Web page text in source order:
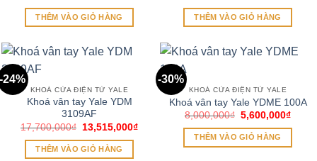
THÊM VÀO GIỎ HÀNG
là:
24,000,000₫.
THÊM VÀO GIỎ HÀNG
-24%
KHOÁ CỬA ĐIỆN TỬ YALE
Khoá vân tay Yale YDM
3109AF
17,700,000₫
Giá
là:
17,700,000₫.
13,515,000₫Giá
THÊM VÀO GIỎ HÀNG
-30%
KHOÁ CỬA ĐIỆN TỬ YALE
Khoá vân tay Yale YDME 100A
8,000,000₫ Giá
là:
8,000,000₫.
5,600,000₫Giá
THÊM VÀO GIỎ HÀNG